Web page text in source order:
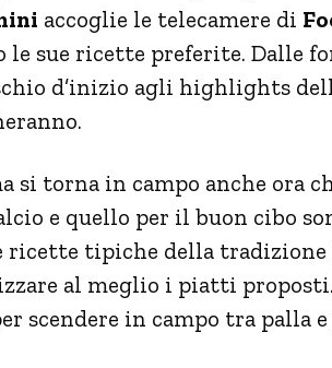
accoglie le telecamere di
le sue ricette preferite. Dalle
d’inizio agli highlights
si torna in campo anche ora
e quello per il buon cibo
ricette tipiche della
al meglio i piatti
scendere in campo tra palla